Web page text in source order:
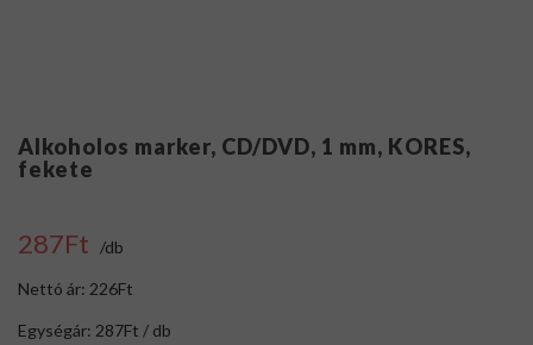
Alkoholos marker, CD/DVD, 1 mm, KORES,
fekete
287Ft /db
Nettó ár: 226Ft
Egységár: 287Ft / db